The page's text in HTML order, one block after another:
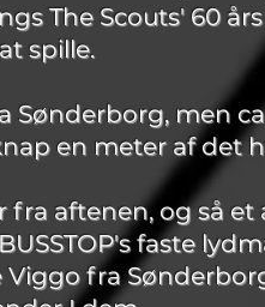
The Scouts' 60
spille.
men
en meter af det
aftenen, og så et
faste
fra